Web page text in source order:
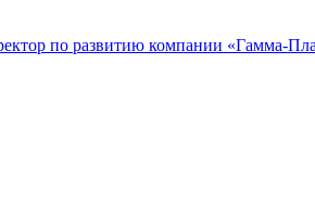
по развитию компании «Гамма-